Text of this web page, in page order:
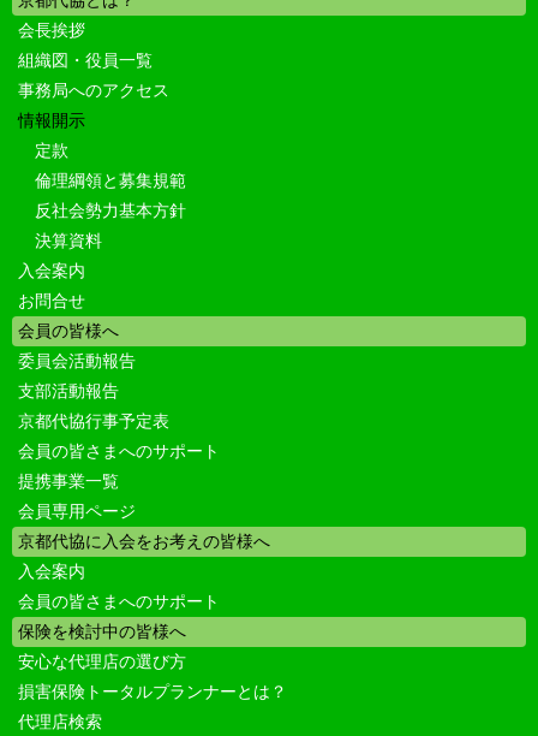
会長挨拶
組織図・役員一覧
事務局へのアクセス
情報開示
定款
倫理綱領と募集規範
反社会勢力基本方針
決算資料
入会案内
お問合せ
会員の皆様へ
委員会活動報告
支部活動報告
京都代協行事予定表
会員の皆さまへのサポート
提携事業一覧
会員専用ページ
京都代協に入会をお考えの皆様へ
入会案内
会員の皆さまへのサポート
保険を検討中の皆様へ
安心な代理店の選び方
損害保険トータルプランナーとは？
代理店検索